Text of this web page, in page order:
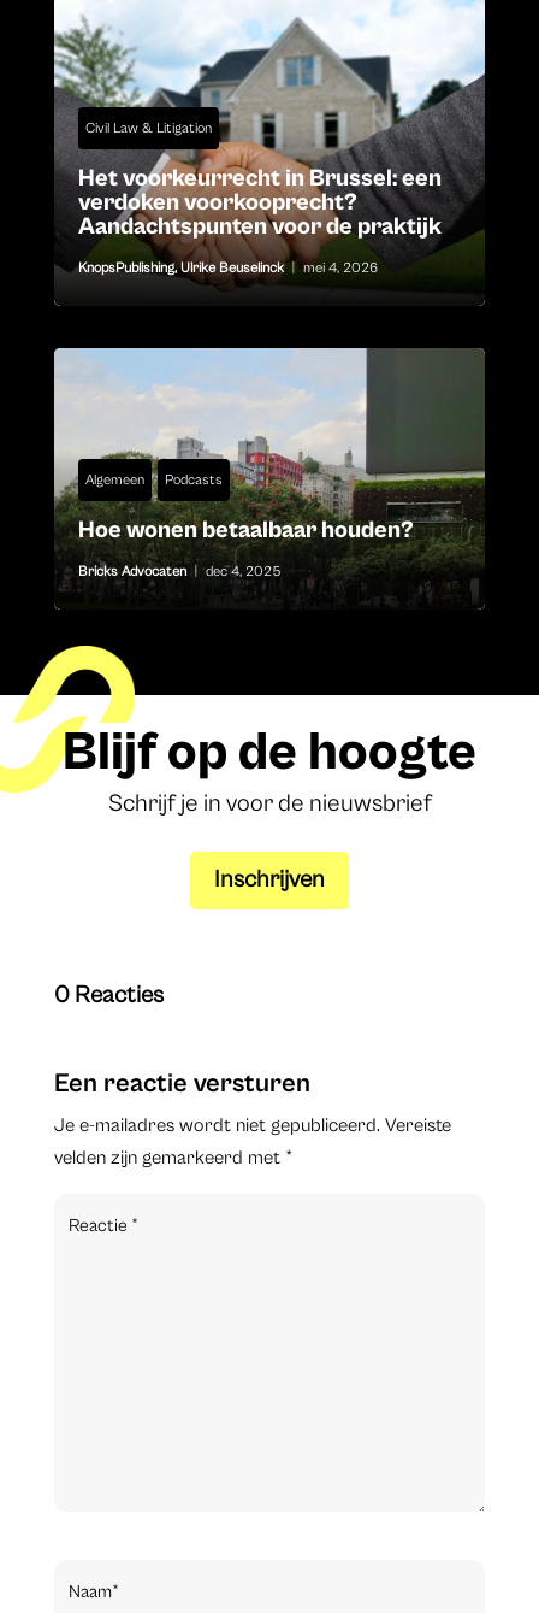
Civil Law & Litigation
Het voorkeurrecht in Brussel: een
verdoken voorkooprecht?
Aandachtspunten voor de praktijk
KnopsPublishing,Ulrike Beuselinck mei 4, 2026
Algemeen Podcasts
Hoe wonen betaalbaar houden?
Bricks Advocaten | dec 4, 2025
Blijf op de hoogte
Schrijf je in voor de nieuwsbrief
Inschrijven
0 Reacties
Een reactie versturen
Je e-mailadres wordt niet gepubliceerd. Vereiste
velden zijn gemarkeerd met *